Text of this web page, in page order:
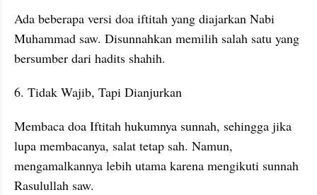
Ada beberapa versi doa iftitah yang diajarkan Nabi
Muhammad saw. Disunnahkan memilih salah satu yang
bersumber dari hadits shahih.
6. Tidak Wajib, Tapi Dianjurkan
Membaca doa Iftitah hukumnya sunnah, sehingga jika
lupa membacanya, salat tetap sah. Namun,
mengamalkannya lebih utama karena mengikuti sunnah
Rasulullah saw.